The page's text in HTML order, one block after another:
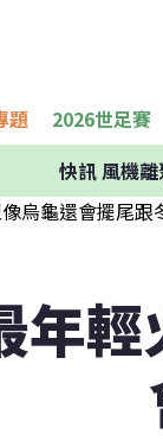
題 2026世足賽
快訊風機
年